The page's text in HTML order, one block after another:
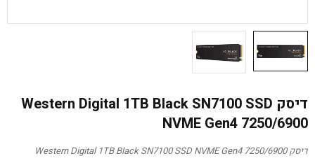
דיסק Western Digital 1TB Black SN7100 SSD
NVME Gen4 7250/6900
דיסק Western Digital 1TB Black SN7100 SSD NVME Gen4 7250/6900